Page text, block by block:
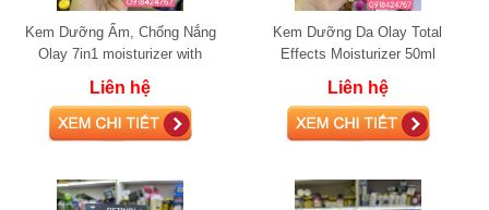
Kem Dưỡng Ẩm, Chống Nắng
Olay 7in1 moisturizer with
Liên hệ
Kem Dưỡng Da Olay Total
Effects Moisturizer 50ml
Liên hệ